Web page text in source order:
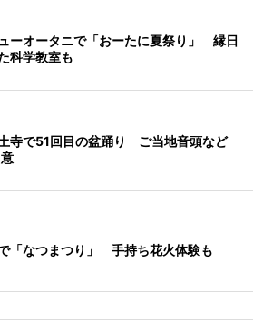
ーオータニで「おーたに夏祭り」 縁日
科学教室も
寺で51回目の盆踊り ご当地音頭など
「なつまつり」 手持ち花火体験も